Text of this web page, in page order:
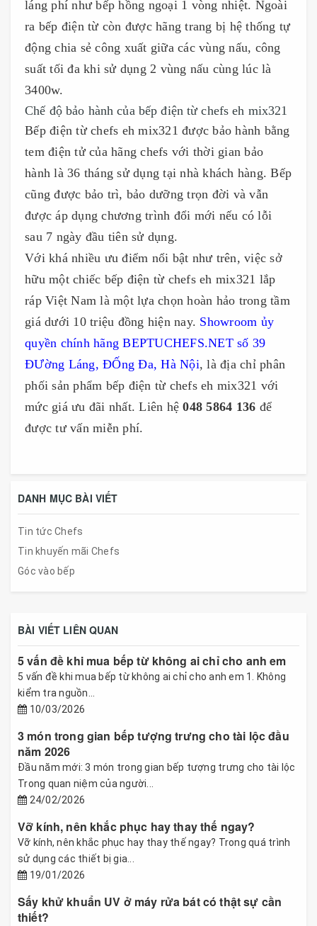
láng phí như bếp hồng ngoại 1 vòng nhiệt. Ngoài
ra bếp điện từ còn được hãng trang bị hệ thống tự
động chia sẻ công xuất giữa các vùng nấu, công
suất tối đa khi sử dụng 2 vùng nấu cùng lúc là
3400w.
Chế độ bảo hành của bếp điện từ chefs eh mix321
Bếp điện từ chefs eh mix321 được bảo hành bằng
tem điện tử của hãng chefs với thời gian bảo
hành là 36 tháng sử dụng tại nhà khách hàng. Bếp
cũng được bảo trì, bảo dưỡng trọn đời và vẫn
được áp dụng chương trình đổi mới nếu có lỗi
sau 7 ngày đầu tiên sử dụng.
Với khá nhiều ưu điểm nổi bật như trên, việc sở
hữu một chiếc bếp điện từ chefs eh mix321 lắp
ráp Việt Nam là một lựa chọn hoàn hảo trong tầm
giá dưới 10 triệu đồng hiện nay. Showroom ủy
quyền chính hãng BEPTUCHEFS.NET số 39
ĐƯờng Láng, ĐỐng Đa, Hà Nội, là địa chỉ phân
phối sản phẩm bếp điện từ chefs eh mix321 với
mức giá ưu đãi nhất. Liên hệ048 5864 136 để
được tư vấn miễn phí.
DANH MỤC BÀI VIẾT
Tin tức Chefs
Tin khuyến mãi Chefs
Góc vào bếp
BÀI VIẾT LIÊN QUAN
5 vấn đề khi mua bếp từ không ai chỉ cho anh em
5 vấn đề khi mua bếp từ không ai chỉ cho anh em 1. Không
kiểm tra nguồn...
10/03/2026
3 món trong gian bếp tượng trưng cho tài lộc đầu
năm 2026
Đầu năm mới: 3 món trong gian bếp tượng trưng cho tài lộc
Trong quan niệm của người...
24/02/2026
Vỡ kính, nên khắc phục hay thay thế ngay?
Vỡ kính, nên khắc phục hay thay thế ngay? Trong quá trình
sử dụng các thiết bị gia...
19/01/2026
Sấy khử khuẩn UV ở máy rửa bát có thật sự cần
thiết?